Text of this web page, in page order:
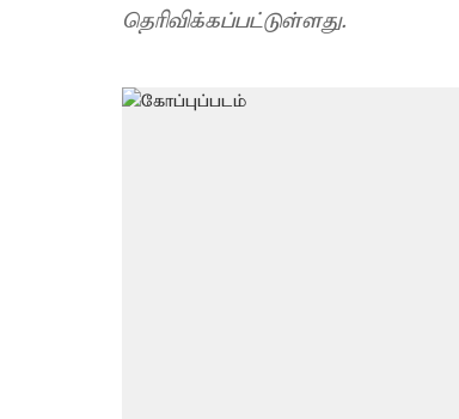
தெரிவிக்கப்பட்டுள்ளது.